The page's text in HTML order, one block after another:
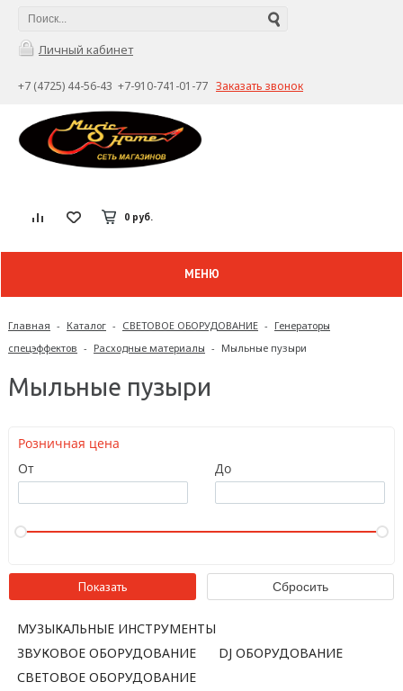
Личный кабинет
+7 (4725) 44-56-43 +7-910-741-01-77 Заказать звонок
0 руб.
МЕНЮ
Главная - Каталог - СВЕТОВОЕ ОБОРУДОВАНИЕ - Генераторы
спецэффектов - Расходные материалы - Мыльные пузыри
Мыльные пузыри
Розничная цена
От
До
МУЗЫКАЛЬНЫЕ ИНСТРУМЕНТЫ
ЗВУКОВОЕ ОБОРУДОВАНИЕ
DJ ОБОРУДОВАНИЕ
СВЕТОВОЕ ОБОРУДОВАНИЕ